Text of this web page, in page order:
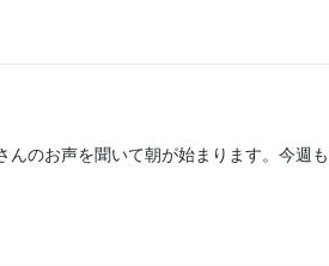
のお声を聞いて朝が始まります。今週